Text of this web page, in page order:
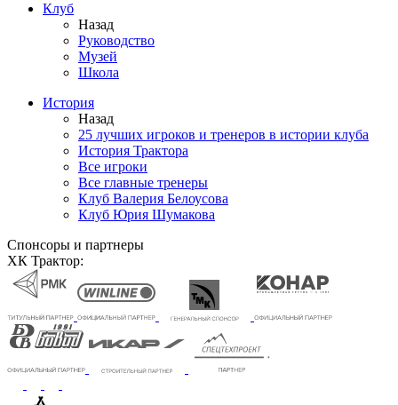
Клуб
Назад
Руководство
Музей
Школа
История
Назад
25 лучших игроков и тренеров в истории клуба
История Трактора
Все игроки
Все главные тренеры
Клуб Валерия Белоусова
Клуб Юрия Шумакова
Спонсоры и партнеры
ХК Трактор: